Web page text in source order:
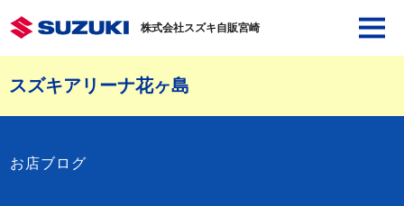
株式会社スズキ自販宮崎
スズキアリーナ花ヶ島
お店ブログ